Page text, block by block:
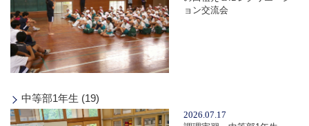
ョン交流会
中等部1年生 (19)
2026.07.17